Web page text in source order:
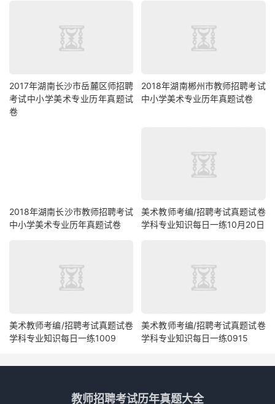
2017年湖南长沙市岳麓区师招聘
考试中小学美术专业历年真题试
卷
2018年湖南郴州市教师招聘考试
中小学美术专业历年真题试卷
2018年湖南长沙市教师招聘考试
中小学美术专业历年真题试卷
美术教师考编/招聘考试真题试卷
学科专业知识每日一练10月20日
美术教师考编/招聘考试真题试卷
学科专业知识每日一练1009
美术教师考编/招聘考试真题试卷
学科专业知识每日一练0915
教师招聘考试历年真题大全